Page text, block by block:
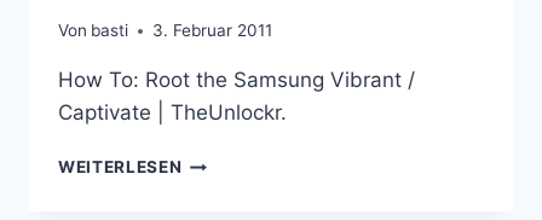
Von basti 3. Februar 2011
How To: Root the Samsung Vibrant /
Captivate | TheUnlockr.
WEITERLESEN HOW